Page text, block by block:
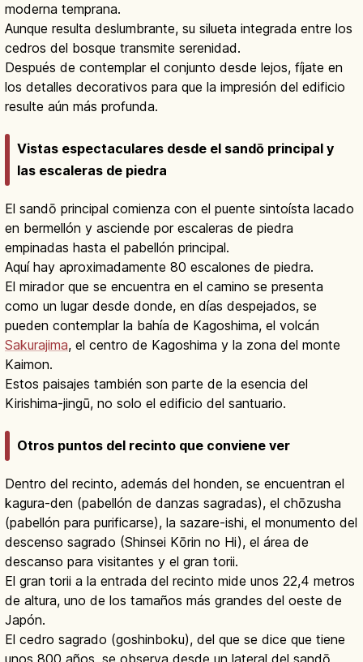
moderna temprana.
Aunque resulta deslumbrante, su silueta integrada entre los
cedros del bosque transmite serenidad.
Después de contemplar el conjunto desde lejos, fíjate en
los detalles decorativos para que la impresión del edificio
resulte aún más profunda.
Vistas espectaculares desde el sandō principal y
las escaleras de piedra
El sandō principal comienza con el puente sintoísta lacado
en bermellón y asciende por escaleras de piedra
empinadas hasta el pabellón principal.
Aquí hay aproximadamente 80 escalones de piedra.
El mirador que se encuentra en el camino se presenta
como un lugar desde donde, en días despejados, se
pueden contemplar la bahía de Kagoshima, el volcán
Sakurajima, el centro de Kagoshima y la zona del monte
Kaimon.
Estos paisajes también son parte de la esencia del
Kirishima-jingū, no solo el edificio del santuario.
Otros puntos del recinto que conviene ver
Dentro del recinto, además del honden, se encuentran el
kagura-den (pabellón de danzas sagradas), el chōzusha
(pabellón para purificarse), la sazare-ishi, el monumento del
descenso sagrado (Shinsei Kōrin no Hi), el área de
descanso para visitantes y el gran torii.
El gran torii a la entrada del recinto mide unos 22,4 metros
de altura, uno de los tamaños más grandes del oeste de
Japón.
El cedro sagrado (goshinboku), del que se dice que tiene